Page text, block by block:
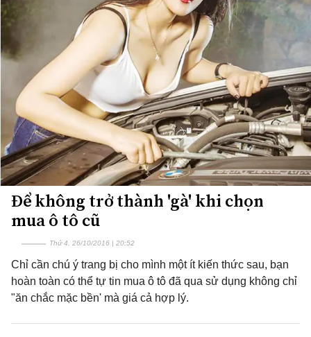
Để không trở thành 'gà' khi chọn
mua ô tô cũ
Thứ 4, 26/10/2016 | 20:52
Chỉ cần chú ý trang bị cho mình một ít kiến thức sau, bạn
hoàn toàn có thể tự tin mua ô tô đã qua sử dụng không chỉ
"ăn chắc mặc bền' mà giá cả hợp lý.